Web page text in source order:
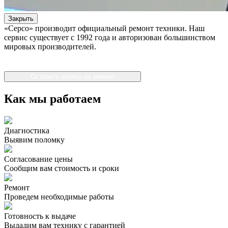
Закрыть
«Серсо» производит официальный ремонт техники. Наш
сервис существует с 1992 года и авторизован большинством
мировых производителей.
Как мы работаем
Диагностика
Выявим поломку
Согласование цены
Сообщим вам стоимость и сроки
Ремонт
Проведем необходимые работы
Готовность к выдаче
Выдадим вам технику с гарантией